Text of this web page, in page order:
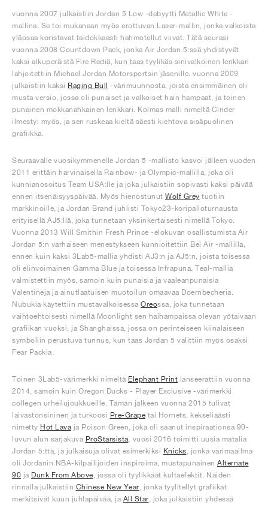
vuonna 2007 julkaistiin Jordan 5 Low -debyytti Metallic White -
mallina. Se toi mukanaan myös erottuvan Laser-mallin, jonka valkoista
yläosaa koristavat taidokkaasti hahmotellut viivat. Tätä seurasi
vuonna 2008 Countdown Pack, jonka Air Jordan 5:ssä yhdistyvät
kaksi alkuperäistä Fire Rediä, kun taas tyylikäs sinivalkoinen lenkkari
lahjoitettiin Michael Jordan Motorsportsin jäsenille. vuonna 2009
julkaistiin kaksi Raging Bull -värimuunnosta, joista ensimmäinen oli
musta versio, jossa oli punaiset ja valkoiset hain hampaat, ja toinen
punainen mokkanahkainen lenkkari. Kolmas malli nimeltä Cinder
ilmestyi myös, ja sen ruskeaa kieltä säesti kiehtova sisäpuolinen
grafiikka.
Seuraavalle vuosikymmenelle Jordan 5 -mallisto kasvoi jälleen vuoden
2011 erittäin harvinaisella Rainbow- ja Olympic-mallilla, joka oli
kunnianosoitus Team USA:lle ja joka julkaistiin sopivasti kaksi päivää
ennen itsenäisyyspäivää. Myös hienostunut Wolf Grey tuotiin
markkinoille, ja Jordan Brand juhlisti Tokyo23-koripalloturnausta
erityisellä AJ5:llä, joka tunnetaan yksinkertaisesti nimellä Tokyo.
Vuonna 2013 Will Smithin Fresh Prince -elokuvan osallistumista Air
Jordan 5:n varhaiseen menestykseen kunnioitettiin Bel Air -mallilla,
ennen kuin kaksi 3Lab5-mallia yhdisti AJ3:n ja AJ5:n, joista toisessa
oli elinvoimainen Gamma Blue ja toisessa Infrapuna. Teal-mallia
valmistettiin myös, samoin kuin punaisia ja vaaleanpunaisia
Valentineja ja ainutlaatuisen muotoilun omaavaa Doernbecheria.
Nubukia käytettiin mustavalkoisessa Oreossa, joka tunnetaan
vaihtoehtoisesti nimellä Moonlight sen haihampaissa olevan yötaivaan
grafiikan vuoksi, ja Shanghaissa, jossa on perinteiseen kiinalaiseen
symboliin perustuva tunnus, kun taas Jordan 5 valittiin myös osaksi
Fear Packia.
Toinen 3Lab5-värimerkki nimeltä Elephant Print lanseerattiin vuonna
2014, samoin kuin Oregon Ducks - Player Exclusive -värimerkki
collegen urheilujoukkueille. Tämän jälkeen vuonna 2015 tulivat
laivastonsininen ja turkoosi Pre-Grape tai Hornets, kekseliäästi
nimetty Hot Lava ja Poison Green, joka oli saanut inspiraationsa 90-
luvun alun sarjakuva ProStarsista . vuosi 2016 toimitti uusia matalia
Jordan 5:ttä, ja julkaisuja olivat esimerkiksi Knicks , jonka värimaailma
oli Jordanin NBA-kilpailijoiden inspiroima, mustapunainen Alternate
90 ja Dunk From Above , jossa oli tyylikkäät kultaefektit. Näiden
rinnalla julkaistiin Chinese New Year , jonka tyylitellyt grafiikat
merkitsivät kuun juhlapäivää, ja All Star , joka julkaistiin yhdessä